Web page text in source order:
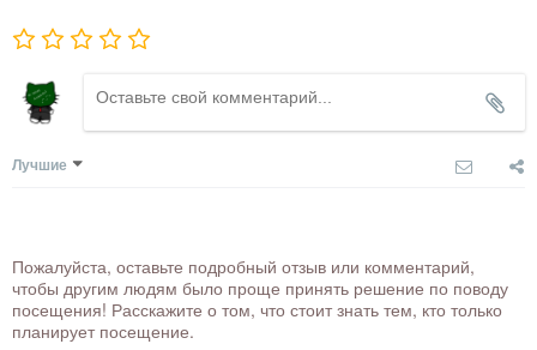
Лучшие
Пожалуйста, оставьте подробный отзыв или комментарий,
чтобы другим людям было проще принять решение по поводу
посещения! Расскажите о том, что стоит знать тем, кто только
планирует посещение.